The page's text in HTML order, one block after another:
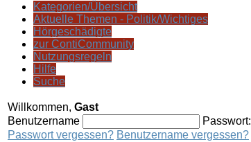
Kategorien/Übersicht
Aktuelle Themen - Politik/Wichtiges
Hörgeschädigte
zur ContiCommunity
Nutzungsregeln
Hilfe
Suche
Willkommen, Gast
Benutzername
Passwort:
Passwort vergessen? Benutzername vergessen?